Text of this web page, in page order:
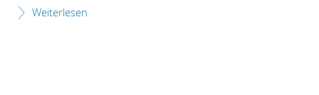
Weiterlesen